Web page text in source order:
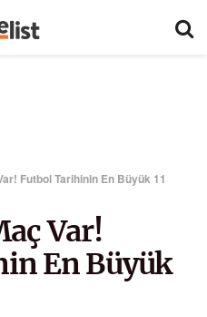
Futbol Tarihinin En Büyük 11
Var!
En Büyük